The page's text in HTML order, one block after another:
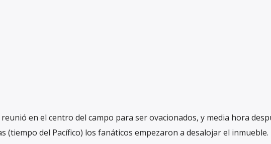
en el centro del campo para ser ovacionados, y media hora
(tiempo del Pacífico) los fanáticos empezaron a desalojar el inmueble.